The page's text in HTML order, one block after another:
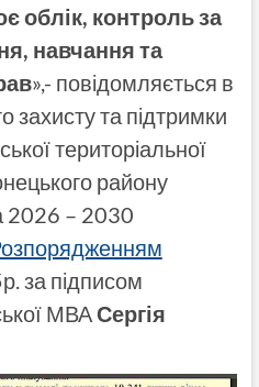
облік, контроль за
навчання та
»,- повідомляється в
захисту та підтримки
територіальної
району
2026 – 2030
за підписом
МВАСергія